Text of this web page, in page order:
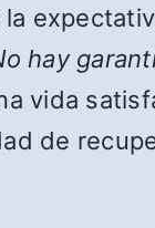
hay
vida
de